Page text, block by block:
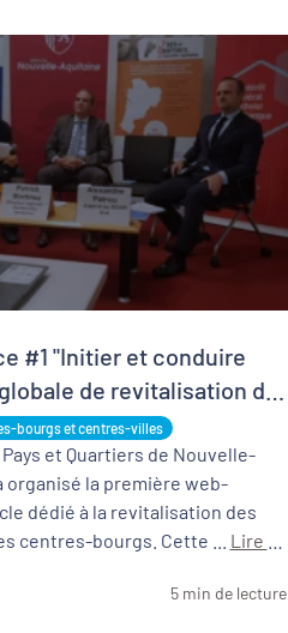
territorial
centres-bourgs et centres-
bourgs et centres-villes
#1 "Initier et conduire
de revitalisation du
10 points à retenir
et Quartiers de Nouvelle-
organisé la première web-
dédié à la revitalisation des
Lire la
5 min de lecture